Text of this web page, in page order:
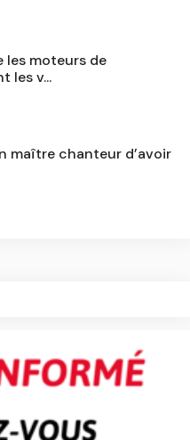
les moteurs de
les v...
maître chanteur d’avoir